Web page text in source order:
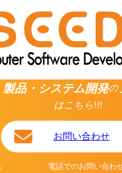
製品・システム開発の
はこちら!!!
お問い合わせ
電話でのお問い合わ